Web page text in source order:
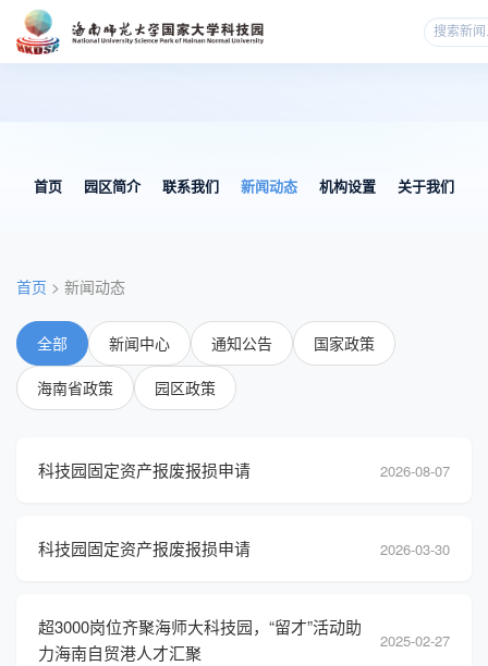
首页 园区简介 联系我们 新闻动态 机构设置 关于我们
首页 > 新闻动态
全部 新闻中心 通知公告 国家政策
海南省政策 园区政策
科技园固定资产报废报损申请 2026-08-07
科技园固定资产报废报损申请 2026-03-30
超3000岗位齐聚海师大科技园，“留才”活动助
力海南自贸港人才汇聚
2025-02-27